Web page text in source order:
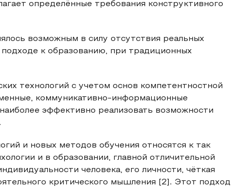
определённые требования конструктивного
возможным в силу отсутствия реальных
к образованию, при традиционных
технологий с учетом основ компетентностной
коммуникативно-информационные
эффективно реализовать возможности
и новых методов обучения относятся к так
и в образовании, главной отличительной
человека, его личности, чёткая
критического мышления [2]. Этот подход